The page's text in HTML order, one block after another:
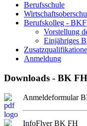
Berufsschule
Berufskolleg -
Vorstellung
Einjähriges
Anmeldung
Downloads - BK FH
Anmeldeformular
InfoFlyer BK FH